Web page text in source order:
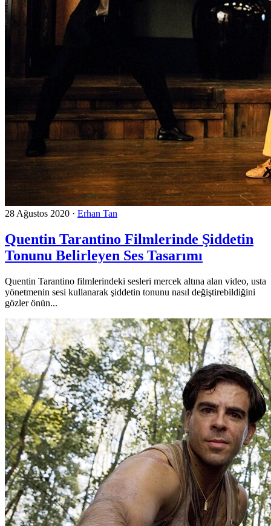
28 Ağustos 2020 · Erhan Tan
Quentin Tarantino Filmlerinde Şiddetin
Tonunu Belirleyen Ses Tasarımı
Quentin Tarantino filmlerindeki sesleri mercek altına alan video, usta
yönetmenin sesi kullanarak şiddetin tonunu nasıl değiştirebildiğini
gözler önün...